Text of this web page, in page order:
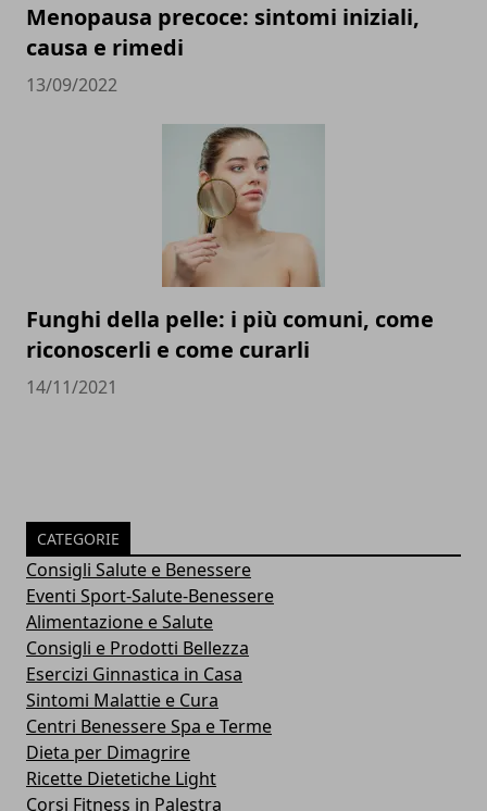
Menopausa precoce: sintomi iniziali,
causa e rimedi
13/09/2022
Funghi della pelle: i più comuni, come
riconoscerli e come curarli
14/11/2021
CATEGORIE
Consigli Salute e Benessere
Eventi Sport-Salute-Benessere
Alimentazione e Salute
Consigli e Prodotti Bellezza
Esercizi Ginnastica in Casa
Sintomi Malattie e Cura
Centri Benessere Spa e Terme
Dieta per Dimagrire
Ricette Dietetiche Light
Corsi Fitness in Palestra